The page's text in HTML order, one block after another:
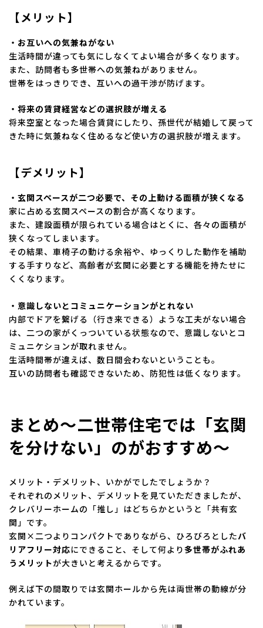
【メリット】
・お互いへの気兼ねがない
生活時間が違っても気にしなくてよい場合が多くなります。
また、訪問者も多世帯への気兼ねがありません。
世帯をはっきりでき、互いへの過干渉が防げます。
・将来の賃貸経営などの選択肢が増える
将来空室となった場合賃貸にしたり、孫世代が結婚して戻って
きた時に気兼ねなく住めるなど使い方の選択肢が増えます。
【デメリット】
・玄関スペースが二つ必要で、その上動ける面積が狭くなる
家に占める玄関スペースの割合が高くなります。
また、建設面積が限られている場合はとくに、各々の面積が
狭くなってしまいます。
その結果、車椅子の動ける余裕や、ゆっくりした動作を補助
する手すりなど、高齢者が玄関に必要とする機能を持たせに
くくなります。
・意識しないとコミュニケーションがとれない
内部でドアを繋げる（行き来できる）ような工夫がない場合
は、二つの家がくっついている状態なので、意識しないとコ
ミュニケションが取れません。
生活時間帯が違えば、数日間会わないということも。
互いの訪問者も確認できないため、防犯性は低くなります。
まとめ～二世帯住宅では「玄関
を分けない」のがおすすめ～
メリット・デメリット、いかがでしたでしょうか？
それぞれのメリット、デメリットを見ていただきましたが、
クレバリーホームの「推し」はどちらかというと「共有玄
関」です。
玄関×二つよりコンパクトでありながら、ひろびろとしたバ
リアフリー対応にできること、そして何より多世帯がふれあ
うメリットが大きいと考えるからです。
例えば下の間取りでは玄関ホールから先は両世帯の動線が分
かれています。